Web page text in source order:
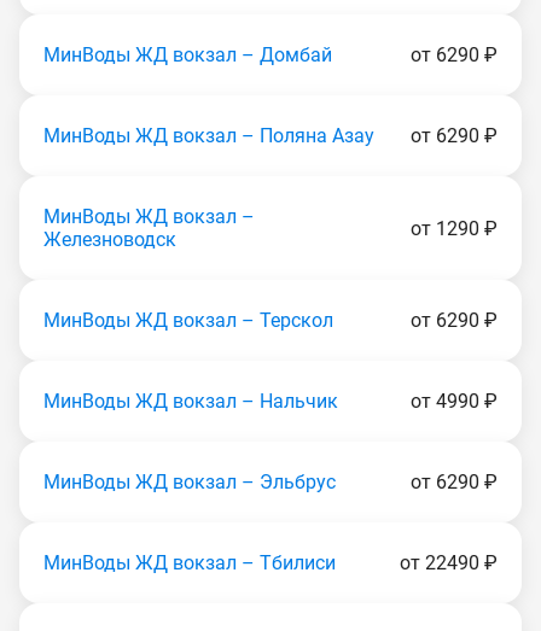
МинВоды ЖД вокзал – Домбай от 6290 ₽
МинВоды ЖД вокзал – Поляна Азау от 6290 ₽
МинВоды ЖД вокзал –
Железноводск
от 1290 ₽
МинВоды ЖД вокзал – Терскол от 6290 ₽
МинВоды ЖД вокзал – Нальчик от 4990 ₽
МинВоды ЖД вокзал – Эльбрус от 6290 ₽
МинВоды ЖД вокзал – Тбилиси от 22490 ₽